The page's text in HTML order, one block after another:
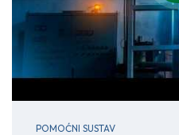
POMOĆNI SUSTAV